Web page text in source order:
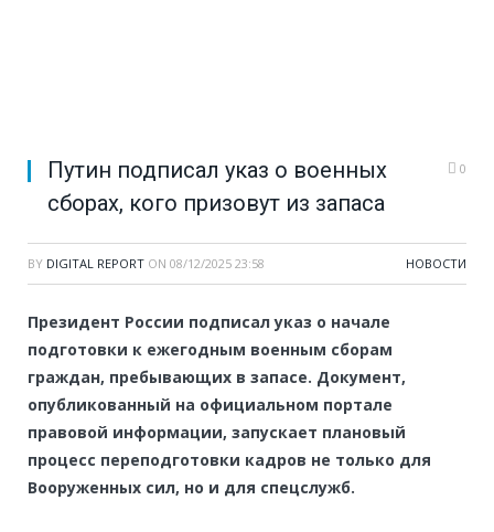
Путин подписал указ о военных
сборах, кого призовут из запаса
0
BY DIGITAL REPORT ON 08/12/2025 23:58 НОВОСТИ
Президент России подписал указ о начале
подготовки к ежегодным военным сборам
граждан, пребывающих в запасе. Документ,
опубликованный на официальном портале
правовой информации, запускает плановый
процесс переподготовки кадров не только для
Вооруженных сил, но и для спецслужб.